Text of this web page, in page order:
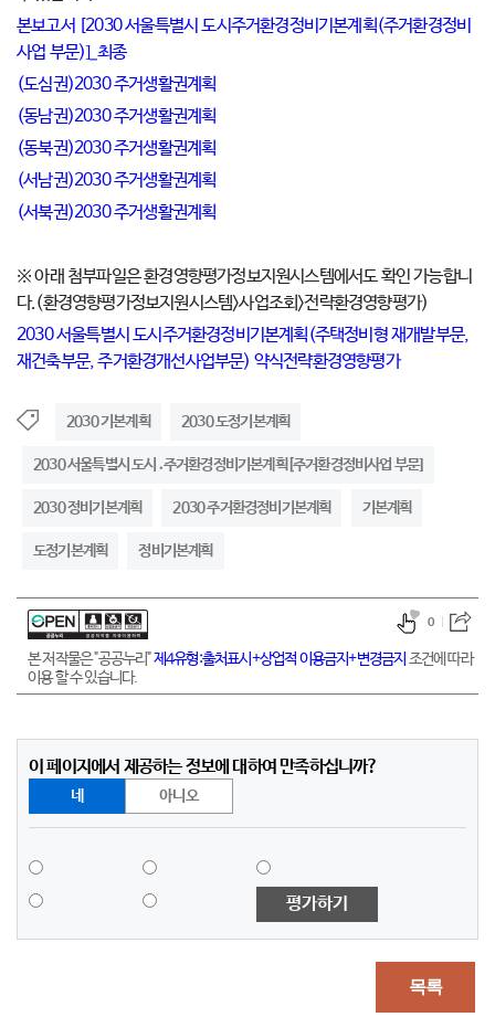
본보고서 [2030 서울특별시 도시주거환경정비기본계획(주거환경정비
사업 부문)]_최종
(도심권)2030 주거생활권계획
(동남권)2030 주거생활권계획
(동북권)2030 주거생활권계획
(서남권)2030 주거생활권계획
(서북권)2030 주거생활권계획
※ 아래 첨부파일은 환경영향평가정보지원시스템에서도 확인 가능합니
다.(환경영향평가정보지원시스템>사업조회>전략환경영향평가)
2030 서울특별시 도시주거환경정비기본계획(주택정비형 재개발부문,
재건축부문, 주거환경개선사업부문) 약식전략환경영향평가
2030 기본계획 2030 도정기본계획
2030 서울특별시 도시․주거환경정비기본계획[주거환경정비사업 부문]
2030 정비기본계획 2030 주거환경정비기본계획 기본계획
도정기본계획 정비기본계획
본 저작물은 "공공누리"제4유형:출처표시+상업적 이용금지+변경금지 조건에 따라
이용 할 수 있습니다.
0
이 페이지에서 제공하는 정보에 대하여 만족하십니까?
네 아니오
평가하기
목록